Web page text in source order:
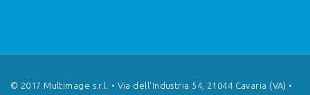
© 2017 Multimage s.r.l. • Via dell'Industria 54, 21044 Cavaria (VA) •